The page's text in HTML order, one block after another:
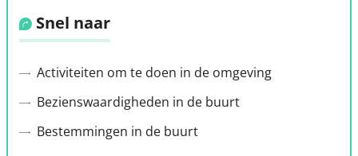
Snel naar
Activiteiten om te doen in de omgeving
Bezienswaardigheden in de buurt
Bestemmingen in de buurt